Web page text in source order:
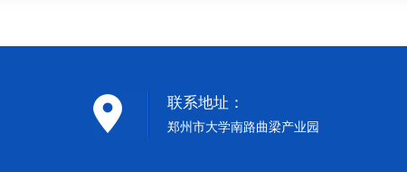
联系地址：
郑州市大学南路曲梁产业园